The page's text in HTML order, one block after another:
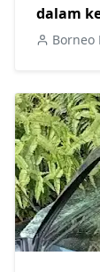
dalam
Jalan
Borneo